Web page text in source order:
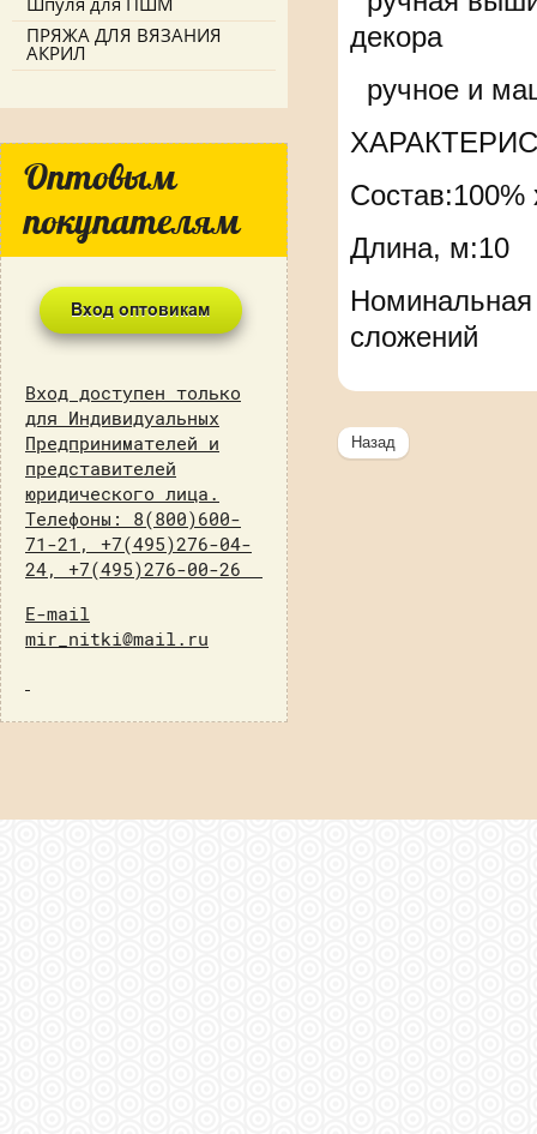
декора
ручное и
Состав:100%
Длина, м:10
Номинальная
сложений
Назад
ПРЯЖА ДЛЯ ВЯЗАНИЯ
АКРИЛ
Оптовым
покупателям
Вход доступен только
для Индивидуальных
Предпринимателей и
представителей
юридического лица.
Телефоны: 8(800)600-
71-21, +7(495)276-04-
24, +7(495)276-00-26
E-mail
mir_nitki@mail.ru